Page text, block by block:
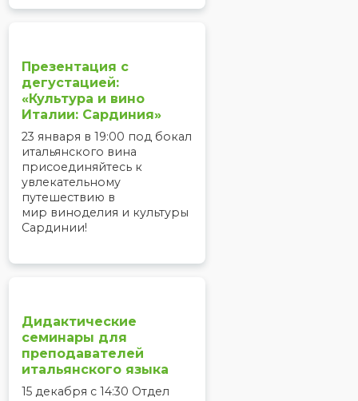
Презентация с
дегустацией:
«Культура и вино
Италии: Сардиния»
23 января в 19:00 под бокал
итальянского вина
присоединяйтесь к
увлекательному
путешествию в
мир виноделия и культуры
Сардинии!
Дидактические
семинары для
преподавателей
итальянского языка
15 декабря с 14:30 Отдел